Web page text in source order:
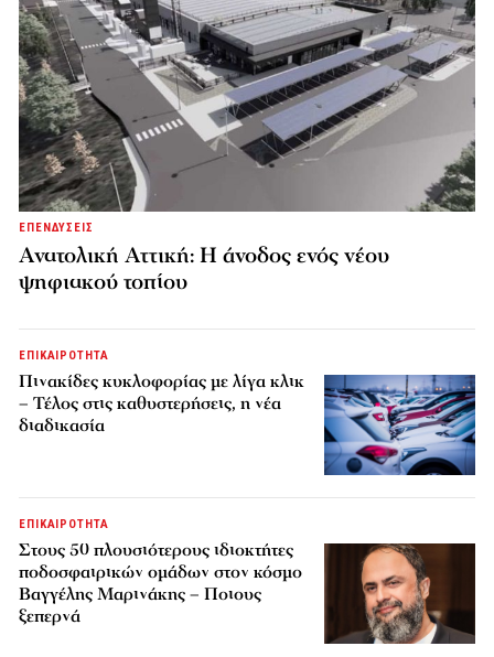
ΕΠΕΝΔΥΣΕΙΣ
Ανατολική Αττική: Η άνοδος ενός νέου
ψηφιακού τοπίου
ΕΠΙΚΑΙΡΟΤΗΤΑ
Πινακίδες κυκλοφορίας με λίγα κλικ
– Τέλος στις καθυστερήσεις, η νέα
διαδικασία
ΕΠΙΚΑΙΡΟΤΗΤΑ
Στους 50 πλουσιότερους ιδιοκτήτες
ποδοσφαιρικών ομάδων στον κόσμο
Βαγγέλης Μαρινάκης – Ποιους
ξεπερνά